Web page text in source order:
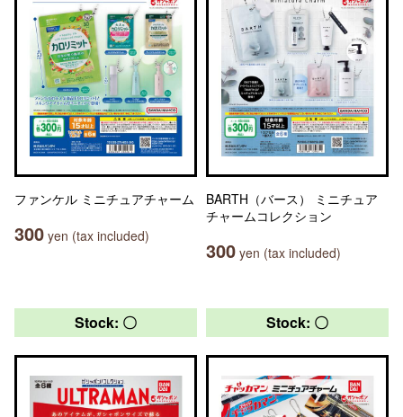
ファンケル ミニチュアチャーム
300 yen (tax included)
BARTH（バース） ミニチュア
チャームコレクション
300 yen (tax included)
Stock: 〇 Stock: 〇